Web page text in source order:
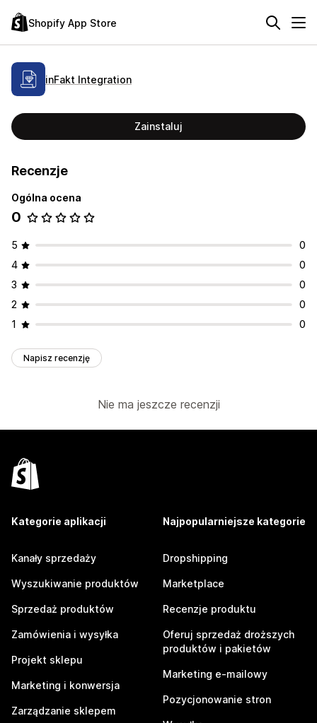
Shopify App Store
inFakt Integration
Zainstaluj
Recenzje
Ogólna ocena
0
5
0
4
0
3
0
2
0
1
0
Napisz recenzję
Nie ma jeszcze recenzji
Kategorie aplikacji
Kanały sprzedaży
Wyszukiwanie produktów
Sprzedaż produktów
Zamówienia i wysyłka
Projekt sklepu
Marketing i konwersja
Zarządzanie sklepem
Najpopularniejsze kategorie
Dropshipping
Marketplace
Recenzje produktu
Oferuj sprzedaż droższych
produktów i pakietów
Marketing e-mailowy
Pozycjonowanie stron